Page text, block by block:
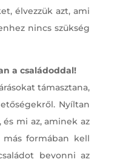
élvezzük azt, ami
nincs szükség
a családoddal!
támasztana,
Nyíltan
mi az, aminek az
formában kell
bevonni az